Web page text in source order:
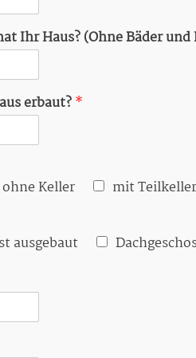
Ihr Haus? (Ohne Bäder und
erbaut?*
ohne Keller
mit Teilkeller
ausgebaut